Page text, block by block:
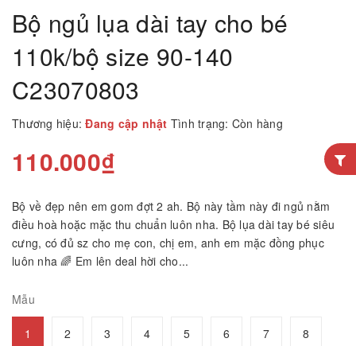
Bộ ngủ lụa dài tay cho bé
110k/bộ size 90-140
C23070803
Thương hiệu: Đang cập nhật Tình trạng: Còn hàng
110.000₫
Bộ về đẹp nên em gom đợt 2 ah. Bộ này tầm này đi ngủ nằm
điều hoà hoặc mặc thu chuẩn luôn nha. Bộ lụa dài tay bé siêu
cưng, có đủ sz cho mẹ con, chị em, anh em mặc đồng phục
luôn nha 🌈 Em lên deal hời cho...
Mẫu
1 2 3 4 5 6 7 8